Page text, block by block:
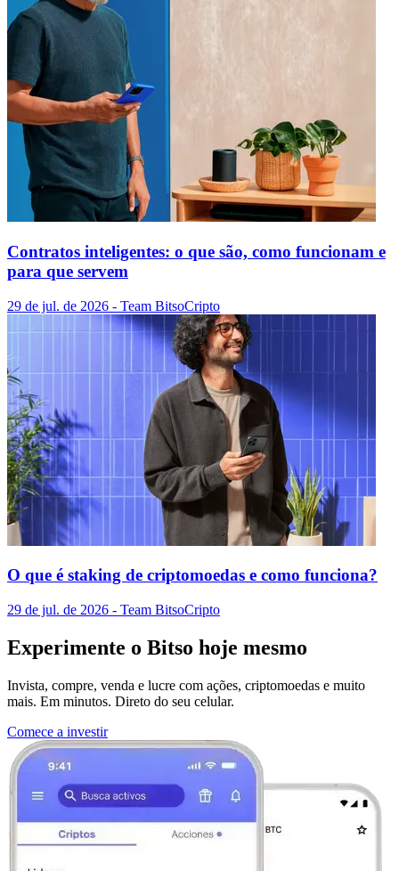
Contratos inteligentes: o que são, como funcionam e
para que servem
29 de jul. de 2026 - Team BitsoCripto
O que é staking de criptomoedas e como funciona?
29 de jul. de 2026 - Team BitsoCripto
Experimente o Bitso hoje mesmo
Invista, compre, venda e lucre com ações, criptomoedas e muito
mais. Em minutos. Direto do seu celular.
Comece a investir